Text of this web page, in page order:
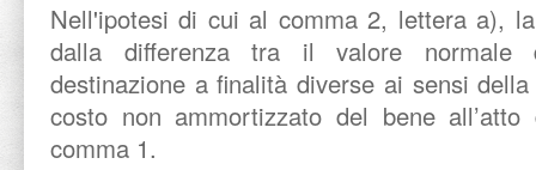
Nell'ipotesi di cui al comma 2, lettera a),
dalla differenza tra il valore normale
destinazione a finalità diverse ai sensi
costo non ammortizzato del bene
comma 1.